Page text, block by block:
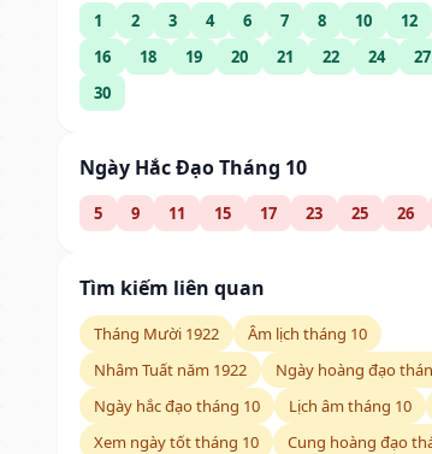
1 2 3 4 6 7 8 10 12
16
18 19 20 21 22 24 27
30
Ngày Hắc Đạo Tháng 10
5 9 11 15 17 23 25 26
Tìm kiếm liên quan
Tháng Mười 1922
Âm lịch tháng 10
Nhâm Tuất năm 1922
Ngày hoàng đạo
Ngày hắc đạo tháng 10
Lịch âm tháng 10
Xem ngày tốt tháng 10
Cung hoàng đạo